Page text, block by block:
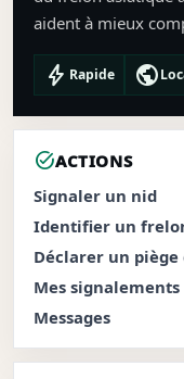
aident à mieux
bolt Rapide public
task_altACTIONS
Signaler un nid
Identifier un
Déclarer un
Mes signalements
Messages